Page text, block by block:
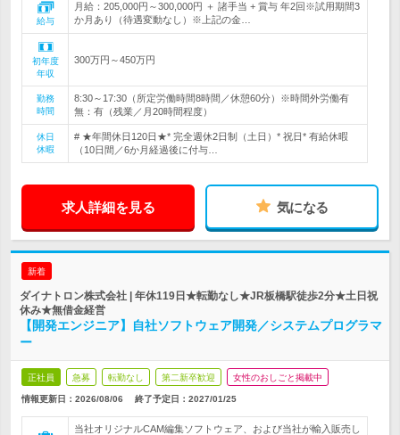
給与
月給：205,000円～300,000円 ＋ 諸手当 + 賞与 年2回※試用期間3
か月あり（待遇変動なし）※上記の金…
初年度
年収
300万円～450万円
勤務
時間
8:30～17:30（所定労働時間8時間／休憩60分）※時間外労働有
無：有（残業／月20時間程度）
休日
休暇
# ★年間休日120日★* 完全週休2日制（土日）* 祝日* 有給休暇
（10日間／6か月経過後に付与…
求人詳細を見る 気になる
新着
ダイナトロン株式会社 | 年休119日★転勤なし★JR板橋駅徒歩2分★土日祝
休み★無借金経営
【開発エンジニア】自社ソフトウェア開発／システムプログラマ
ー
正社員 急募 転勤なし 第二新卒歓迎 女性のおしごと掲載中
情報更新日：2026/08/06 終了予定日： 2027/01/25
当社オリジナルCAM編集ソフトウェア、および当社が輸入販売し